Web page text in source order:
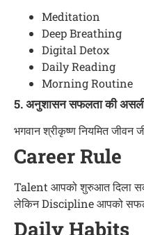
Meditation
Deep Breathing
Digital Detox
Daily Reading
Morning Routine
5. अनुशासन सफलता की
भगवान श्रीकृष्ण नियमित जीवन
Career Rule
Talent आपको शुरुआत दिला
लेकिन Discipline आपको
Daily Habits